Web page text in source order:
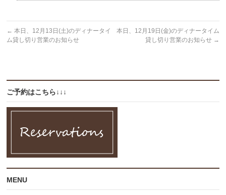
← 本日、12月13日(土)のディナータイ
ム貸し切り営業のお知らせ
本日、12月19日(金)のディナータイム
貸し切り営業のお知らせ →
ご予約はこちら↓↓↓
MENU